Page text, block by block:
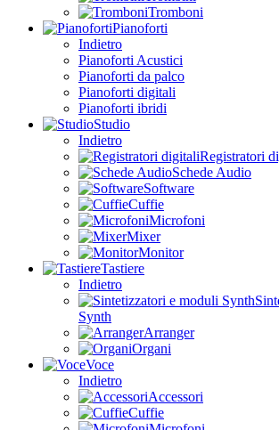
Tromboni
Pianoforti
Indietro
Pianoforti Acustici
Pianoforti da palco
Pianoforti digitali
Pianoforti ibridi
Studio
Indietro
Registratori
Schede Audio
Software
Cuffie
Microfoni
Mixer
Monitor
Tastiere
Indietro
Synth
Arranger
Organi
Voce
Indietro
Accessori
Cuffie